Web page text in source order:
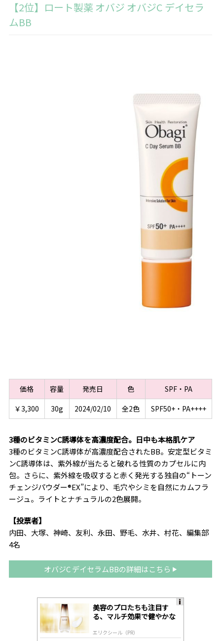
【2位】ロート製薬 オバジ オバジC デイセラ
ムBB
価格 容量 発売日 色
SPF・PA
￥3,300
30g 2024/02/10 全2色 SPF50+・PA++++
3種のビタミンC誘導体を高濃度配合。日中も本格肌ケア
3種のビタミンC誘導体が高濃度配合されたBB。安定型ビタミ
ンC誘導体は、紫外線が当たると破れる性質のカプセルに内
包。さらに、紫外線を吸収すると赤く発光する独自の“トーン
チェンジパウダー®EX”により、毛穴やシミを自然にカムフラ
ージュ。ライトとナチュラルの2色展開。
【投票者】
内田、大塚、神崎、友利、永田、野毛、水井、村花、編集部
4名
オバジC デイセラムBBの詳細はこちら
美容のプロたちも注目す
る、マルチ効果で健やかな
エリクシール（PR）